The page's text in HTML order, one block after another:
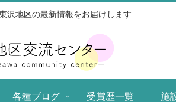
沢地区の最新情報をお届けします
各種ブログ 受賞歴一覧 施